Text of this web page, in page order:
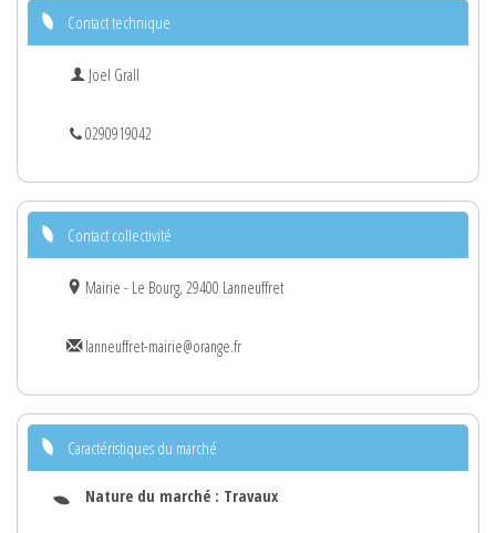
Contact technique
Joel Grall
0290919042
Contact collectivité
Mairie - Le Bourg, 29400 Lanneuffret
lanneuffret-mairie@orange.fr
Caractéristiques du marché
Nature du marché : Travaux